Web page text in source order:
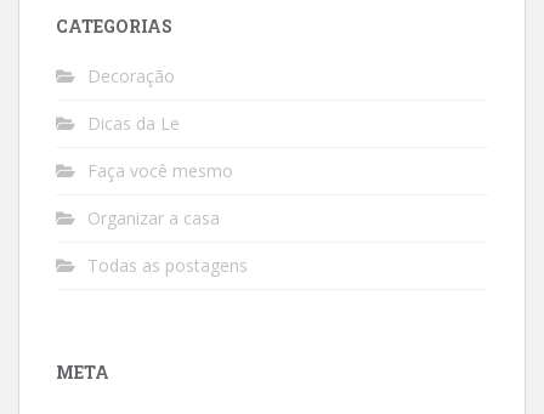
CATEGORIAS
Decoração
Dicas da Le
Faça você mesmo
Organizar a casa
Todas as postagens
META